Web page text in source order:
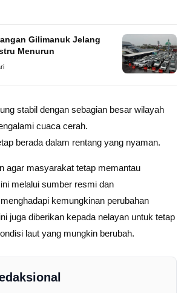
Gilimanuk Jelang
Menurun
stabil dengan sebagian besar wilayah
cuaca cerah.
berada dalam rentang yang nyaman.
agar masyarakat tetap memantau
melalui sumber resmi dan
kemungkinan perubahan
juga diberikan kepada nelayan untuk tetap
laut yang mungkin berubah.